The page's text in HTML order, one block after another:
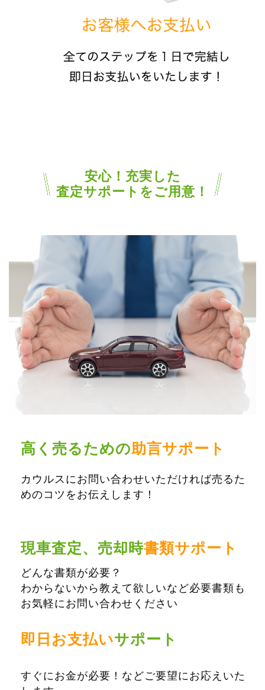
安心！充実した
査定サポートをご用意！
高く売るための助言サポート
カウルスにお問い合わせいただければ売るた
めのコツをお伝えします！
現車査定、売却時書類サポート
どんな書類が必要？
わからないから教えて欲しいなど必要書類も
お気軽にお問い合わせください
即日お支払いサポート
すぐにお金が必要！などご要望にお応えいた